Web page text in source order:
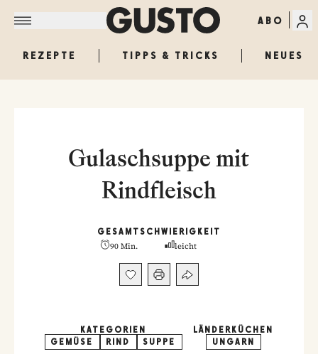
ABO
REZEPTE TIPPS & TRICKS NEUES
Gulaschsuppe mit
Rindfleisch
GESAMT
90 Min.
SCHWIERIGKEIT
leicht
KATEGORIEN
GEMÜSE
RIND SUPPE
LÄNDERKÜCHEN
UNGARN